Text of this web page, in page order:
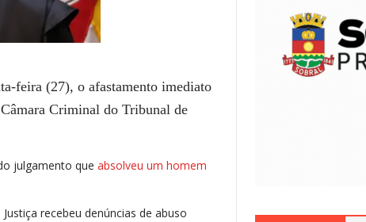
feira (27), o afastamento imediato
Câmara Criminal do Tribunal de
julgamento queabsolveu um homem
recebeu denúncias de abuso